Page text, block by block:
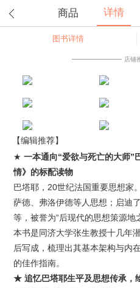
商品 详情
图书详情
店铺
【编辑推荐】
★ 一本通向“爱欲与死亡的大师”
情》的标配读物
巴塔耶，20世纪法国重要思想家
萨德、弗洛伊德等人思想；启迪
等，被誉为“后现代的思想策源地
本书是同济大学张生教授十几年
后写成，梳理出其基本架构与内
的佳作指南。
★ 追忆巴塔耶生平及思想传承，